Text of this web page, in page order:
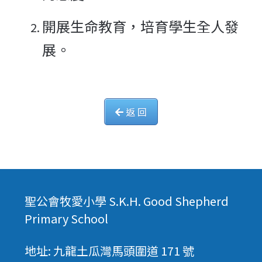
開展生命教育，培育學生全人發
展。
返 回
聖公會牧愛小學 S.K.H. Good Shepherd
Primary School
地址: 九龍土瓜灣馬頭圍道 171 號